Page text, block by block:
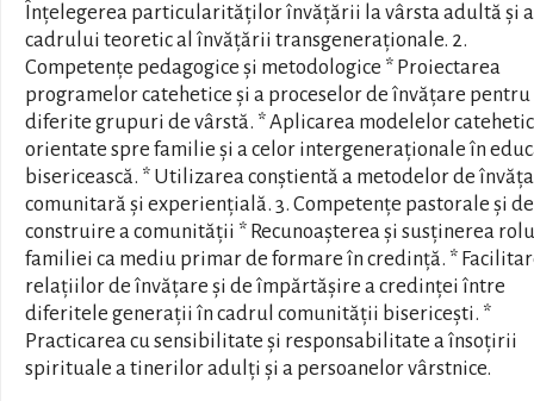
Înțelegerea particularităților învățării la vârsta adultă și a
cadrului teoretic al învățării transgeneraționale. 2.
Competențe pedagogice și metodologice * Proiectarea
programelor catehetice și a proceselor de învățare pentru
diferite grupuri de vârstă. * Aplicarea modelelor
orientate spre familie și a celor intergeneraționale în
bisericească. * Utilizarea conștientă a metodelor de
comunitară și experiențială. 3. Competențe pastorale și de
construire a comunității * Recunoașterea și susținerea
familiei ca mediu primar de formare în credință. *
relațiilor de învățare și de împărtășire a credinței între
diferitele generații în cadrul comunității bisericești. *
Practicarea cu sensibilitate și responsabilitate a însoțirii
spirituale a tinerilor adulți și a persoanelor vârstnice.